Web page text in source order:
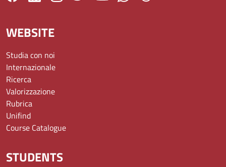
WEBSITE
Studia con noi
Internazionale
Ricerca
Valorizzazione
Rubrica
Unifind
Course Catalogue
STUDENTS